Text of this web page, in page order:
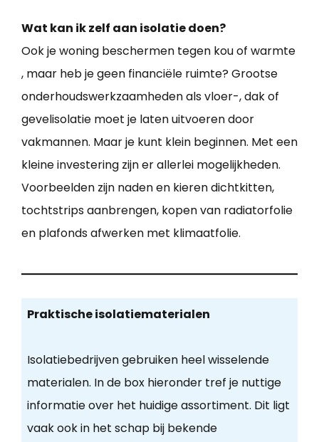
Wat kan ik zelf aan isolatie doen?
Ook je woning beschermen tegen kou of warmte
, maar heb je geen financiële ruimte? Grootse
onderhoudswerkzaamheden als vloer-, dak of
gevelisolatie moet je laten uitvoeren door
vakmannen. Maar je kunt klein beginnen. Met een
kleine investering zijn er allerlei mogelijkheden.
Voorbeelden zijn naden en kieren dichtkitten,
tochtstrips aanbrengen, kopen van radiatorfolie
en plafonds afwerken met klimaatfolie.
Praktische isolatiematerialen
Isolatiebedrijven gebruiken heel wisselende
materialen. In de box hieronder tref je nuttige
informatie over het huidige assortiment. Dit ligt
vaak ook in het schap bij bekende